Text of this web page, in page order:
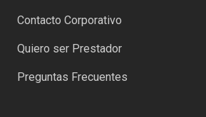
Contacto Corporativo
Quiero ser Prestador
Preguntas Frecuentes